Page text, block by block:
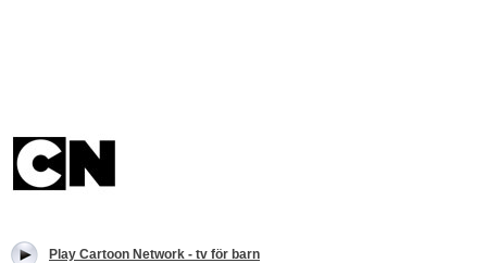
Play Cartoon Network - tv för barn